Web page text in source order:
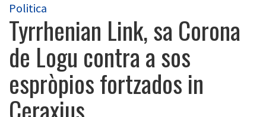
Politica
Tyrrhenian Link, sa Corona
de Logu contra a sos
espròpios fortzados in
Ceraxius